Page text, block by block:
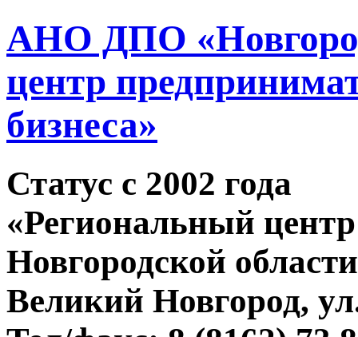
АНО ДПО
центр
бизнеса»
Статус c 2002 года
«Региональный
Новгородской
Великий Новгород,